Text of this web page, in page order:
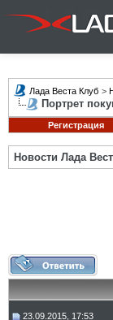
Лада Веста Клуб >
Портрет
Регистрация
Новости Лада
23.09.2015, 17:53